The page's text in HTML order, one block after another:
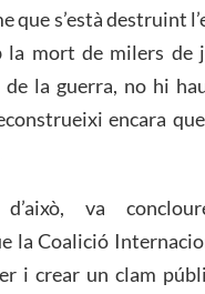
que s’està destruint
la mort de milers de
de la guerra, no hi
encara
d’això, va
la Coalició
i crear un clam